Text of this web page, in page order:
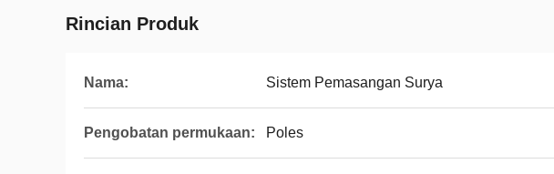
Rincian Produk
Nama: Sistem Pemasangan Surya
Pengobatan permukaan: Poles